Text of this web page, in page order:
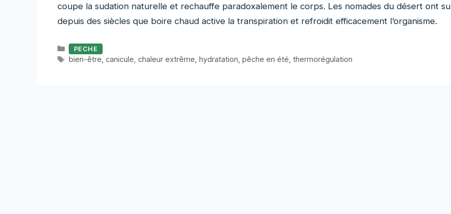
coupe la sudation naturelle et rechauffe paradoxalement le corps. Les nomades du désert ont su
depuis des siècles que boire chaud active la transpiration et refroidit efficacement l’organisme.
Catégories
PECHE
Étiquettes
bien-être, canicule, chaleur extrême, hydratation, pêche en été, thermorégulation